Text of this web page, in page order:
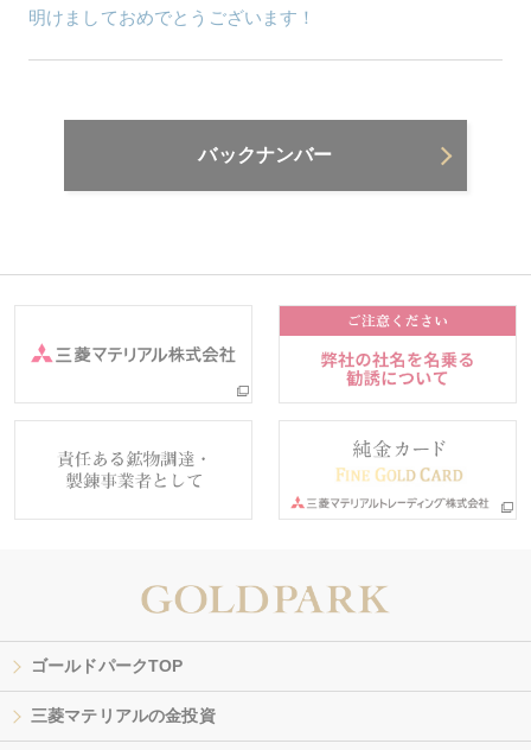
明けましておめでとうございます！
バックナンバー
ゴールドパークTOP
三菱マテリアルの金投資